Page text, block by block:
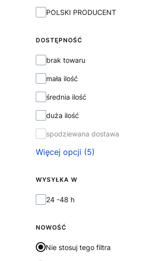
POLSKI PRODUCENT
DOSTĘPNOŚĆ
Dostępność
brak towaru
mała ilość
średnia ilość
duża ilość
spodziewana dostawa
Więcej opcji (5)
WYSYŁKA W
Wysyłka w
24 -48 h
NOWOŚĆ
Nie stosuj tego filtra